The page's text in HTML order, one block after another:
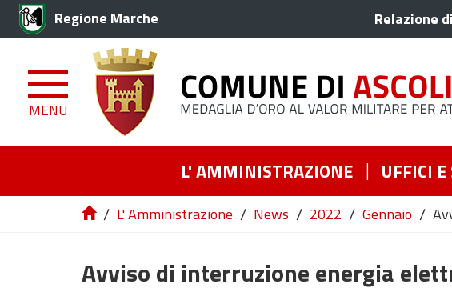
Regione Marche Relazione
MENU
L' AMMINISTRAZIONE UFFICI
/ L' Amministrazione / News / 2022 / Gennaio /
Avviso di interruzione energia